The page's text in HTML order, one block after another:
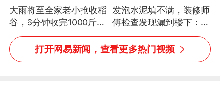
大雨将至全家老小抢收稻
谷，6分钟收完1000斤，
没有一个人掉链子
发泡水泥填不满，装修师
傅检查发现漏到楼下：出
风口未延伸到外墙
打开网易新闻，查看更多热门视频